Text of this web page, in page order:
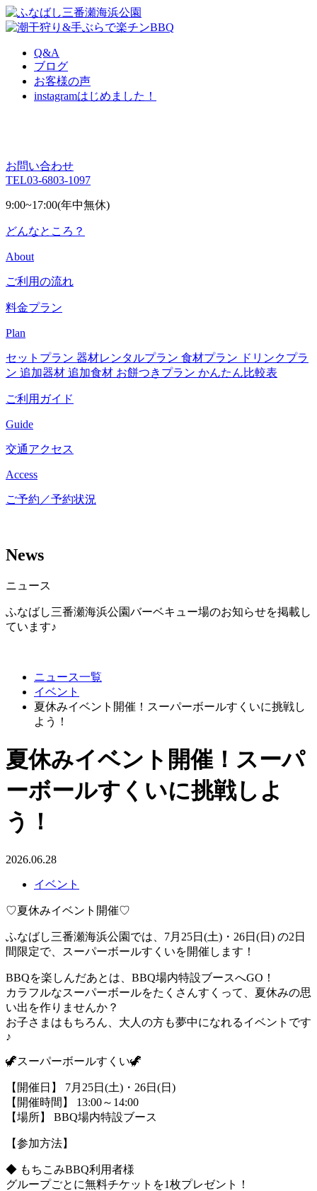
Q&A
ブログ
お客様の声
instagramはじめました！
お問い合わせ
TEL03-6803-1097
9:00~17:00(年中無休)
どんなところ？
About
ご利用の流れ
料金プラン
Plan
セットプラン 器材レンタルプラン 食材プラン ドリンクプラ
ン 追加器材 追加食材 お餅つきプラン かんたん比較表
ご利用ガイド
Guide
交通アクセス
Access
ご予約／予約状況
News
ニュース
ふなばし三番瀬海浜公園バーベキュー場のお知らせを掲載し
ています♪
ニュース一覧
イベント
夏休みイベント開催！スーパーボールすくいに挑戦し
よう！
夏休みイベント開催！スーパ
ーボールすくいに挑戦しよ
う！
2026.06.28
イベント
♡夏休みイベント開催♡
ふなばし三番瀬海浜公園では、7月25日(土)・26日(日) の2日
間限定で、スーパーボールすくいを開催します！
BBQを楽しんだあとは、BBQ場内特設ブースへGO！
カラフルなスーパーボールをたくさんすくって、夏休みの思
い出を作りませんか？
お子さまはもちろん、大人の方も夢中になれるイベントです
♪
🦖スーパーボールすくい🦖
【開催日】 7月25日(土)・26日(日)
【開催時間】 13:00～14:00
【場所】 BBQ場内特設ブース
【参加方法】
◆ もちこみBBQ利用者様
グループごとに無料チケットを1枚プレゼント！